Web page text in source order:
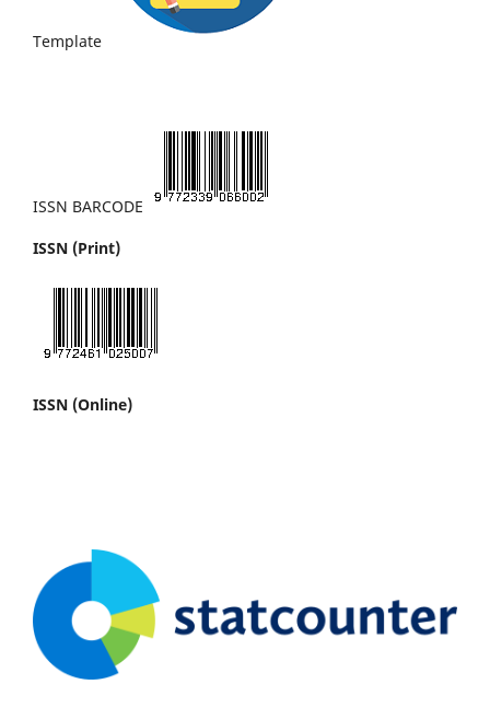
Template
ISSN BARCODE
ISSN (Print)
ISSN (Online)